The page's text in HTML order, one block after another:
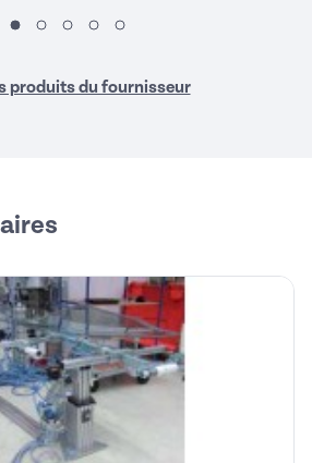
produits du fournisseur